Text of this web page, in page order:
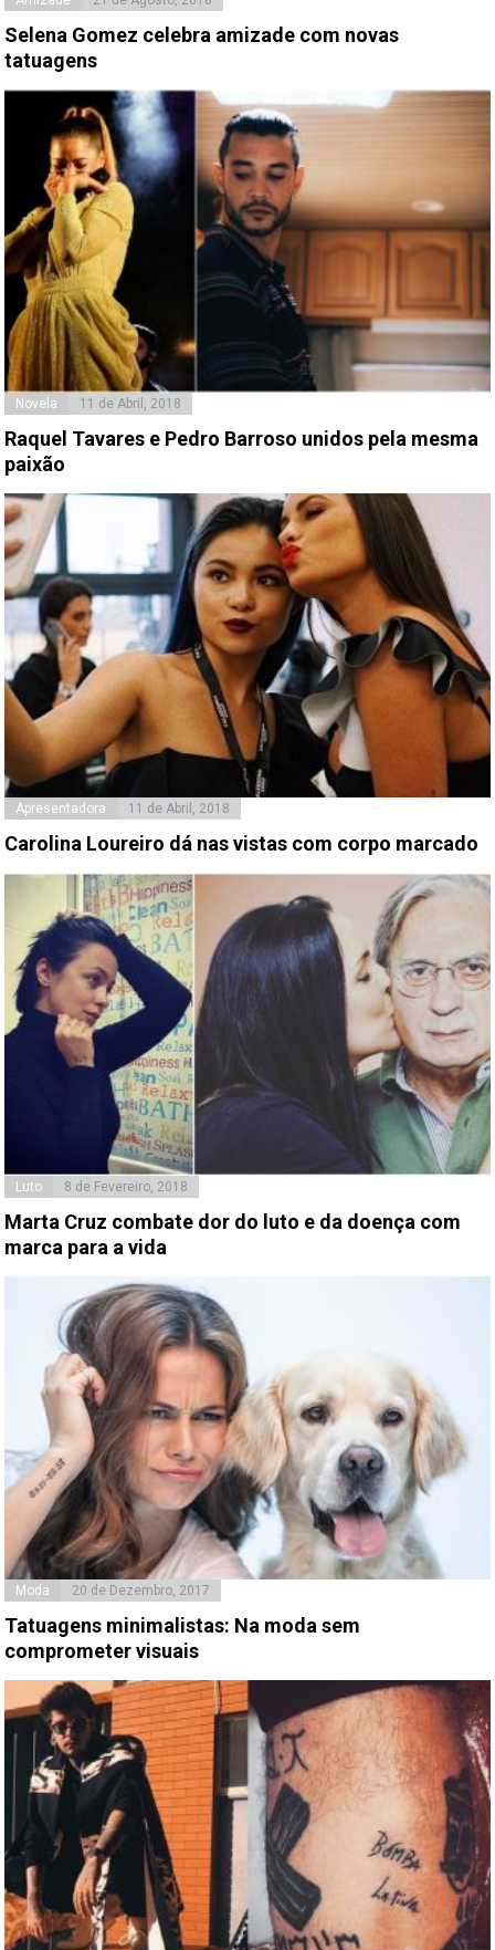
Selena Gomez celebra amizade com novas
tatuagens
Novela 11 de Abril, 2018
Raquel Tavares e Pedro Barroso unidos pela mesma
paixão
Apresentadora 11 de Abril, 2018
Carolina Loureiro dá nas vistas com corpo marcado
Luto 8 de Fevereiro, 2018
Marta Cruz combate dor do luto e da doença com
marca para a vida
Moda 20 de Dezembro, 2017
Tatuagens minimalistas: Na moda sem
comprometer visuais